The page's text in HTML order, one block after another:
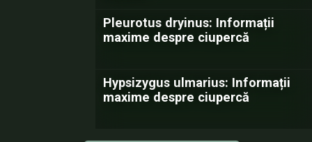
Pleurotus dryinus: Informații
maxime despre ciupercă
Hypsizygus ulmarius: Informații
maxime despre ciupercă